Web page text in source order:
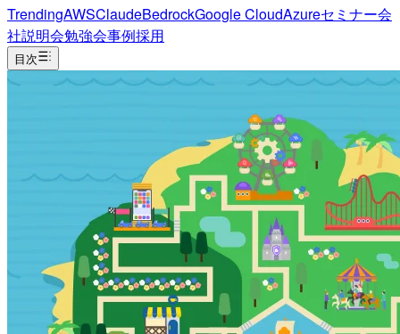
TrendingAWSClaudeBedrockGoogle CloudAzureセミナー会
社説明会勉強会事例採用
目次